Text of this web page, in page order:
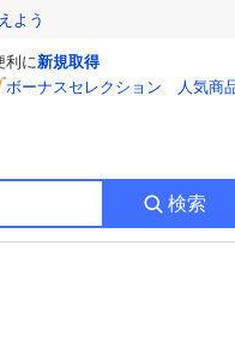
よう
利に新規取得
ボーナスセレクション 人気商
検索